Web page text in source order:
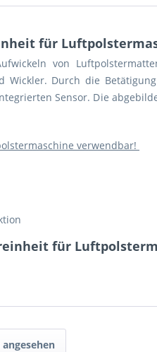
für
von
Wickler. Durch die
Sensor. Die
verwendbar!
für